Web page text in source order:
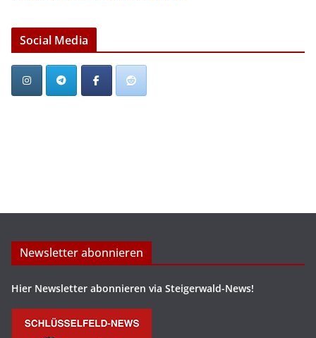
Social Media
Newsletter abonnieren
Hier Newsletter abonnieren via Steigerwald-News!